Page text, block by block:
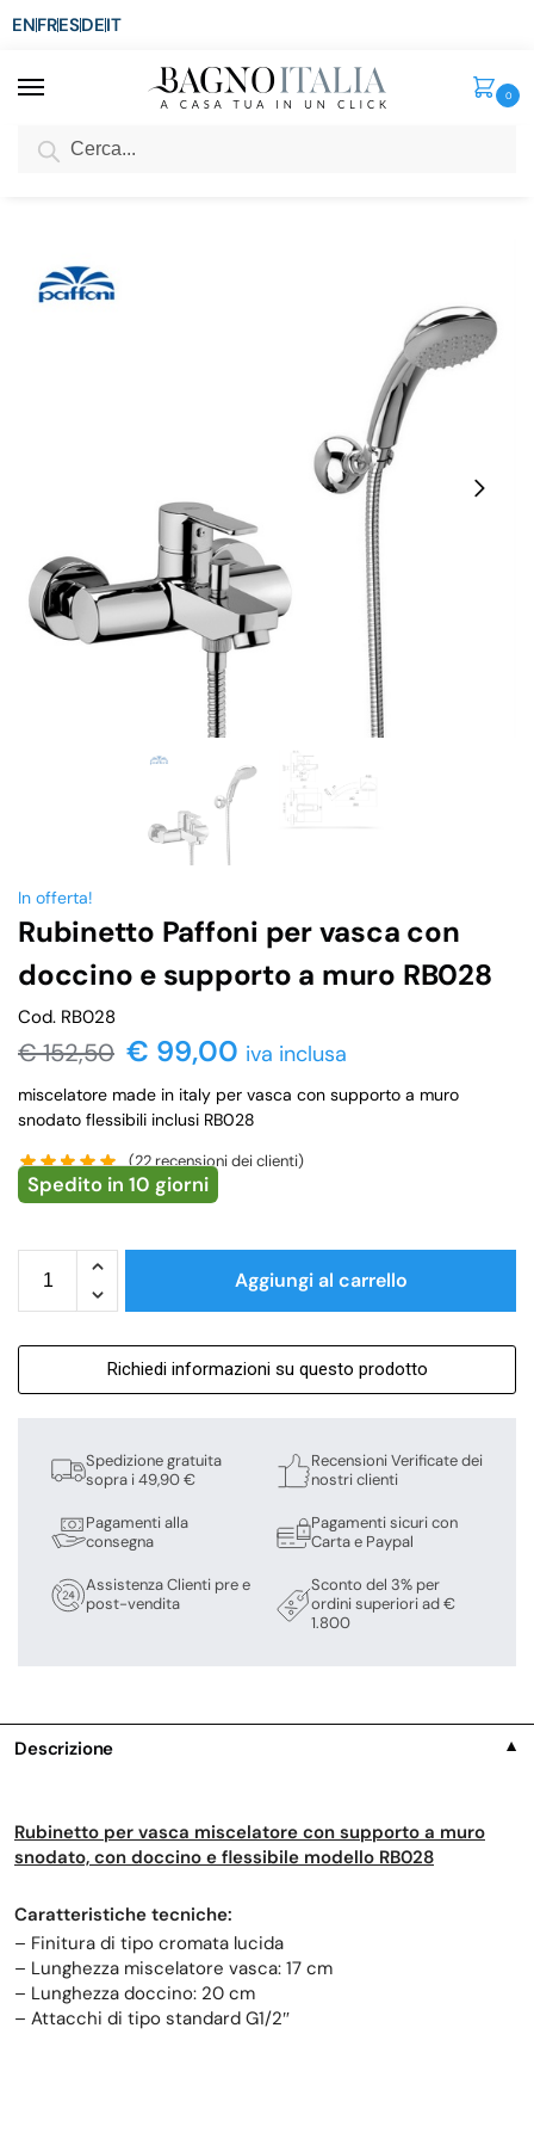
ENFRESDEIT
0
SCONTO del 3%
In offerta!
Rubinetto Paffoni per vasca con
doccino e supporto a muro RB028
Cod. RB028
€152,50 € 99,00 iva inclusa
miscelatore made in italy per vasca con supporto a muro
snodato flessibili inclusi RB028
(22recensioni dei clienti)
Spedito in 10 giorni
Aggiungi al carrello
Richiedi informazioni su questo prodotto
Spedizione gratuita
sopra i 49,90 €
Pagamenti alla
consegna
Assistenza Clienti pre e
post-vendita
Recensioni Verificate dei
nostri clienti
Pagamenti sicuri con
Carta e Paypal
Sconto del 3% per
ordini superiori ad €
1.800
Descrizione ▼
Rubinetto per vasca miscelatore con supporto a muro
snodato, con doccino e flessibile modello RB028
Caratteristiche tecniche:
– Finitura di tipo cromata lucida
– Lunghezza miscelatore vasca: 17 cm
– Lunghezza doccino: 20 cm
– Attacchi di tipo standard G1/2″